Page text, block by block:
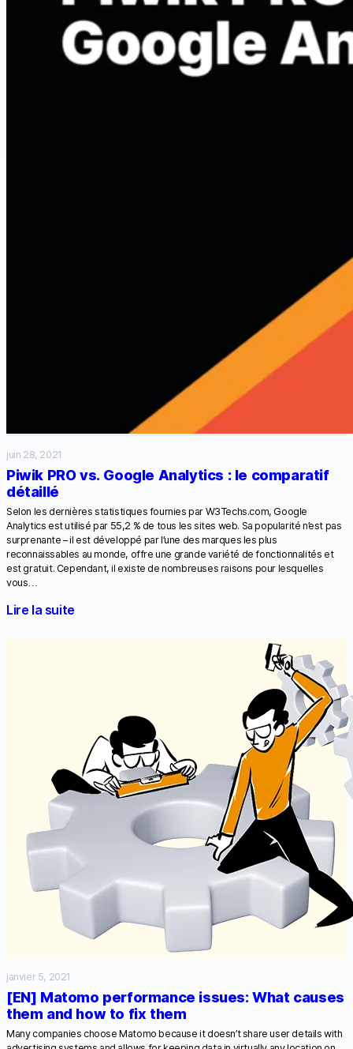
juin 28, 2021
Piwik PRO vs. Google Analytics : le comparatif
détaillé
Selon les dernières statistiques fournies par W3Techs.com, Google
Analytics est utilisé par 55,2 % de tous les sites web. Sa popularité n’est pas
surprenante – il est développé par l’une des marques les plus
reconnaissables au monde, offre une grande variété de fonctionnalités et
est gratuit. Cependant, il existe de nombreuses raisons pour lesquelles
vous…
Lire la suite
janvier 5, 2021
[EN] Matomo performance issues: What causes
them and how to fix them
Many companies choose Matomo because it doesn’t share user details with